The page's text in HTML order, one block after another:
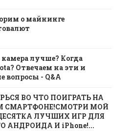
о майнинге
камера лучше? Когда
Отвечаем на эти и
вопросы - Q&A
ВО ЧТО ПОИГРАТЬ НА
СМАРТФОНЕ!СМОТРИ МОЙ
ЛУЧШИХ ИГР ДЛЯ
АНДРОИДА И iPhone!...